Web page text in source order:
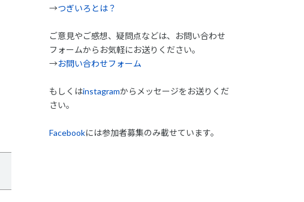
→つぎいろとは？
ご意見やご感想、疑問点などは、お問い合わせ
フォームからお気軽にお送りください。
→お問い合わせフォーム
もしくはinstagramからメッセージをお送りくだ
さい。
Facebookには参加者募集のみ載せています。